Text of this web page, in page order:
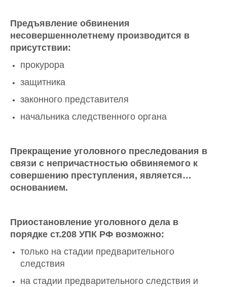
Предъявление обвинения
несовершеннолетнему производится в
присутствии:
прокурора
защитника
законного представителя
начальника следственного органа
Прекращение уголовного преследования в
связи с непричастностью обвиняемого к
совершению преступления, является…
основанием.
Приостановление уголовного дела в
порядке ст.208 УПК РФ возможно:
только на стадии предварительного
следствия
на стадии предварительного следствия и